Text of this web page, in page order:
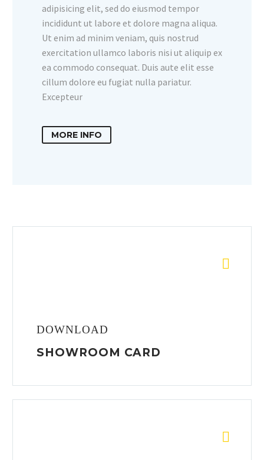
adipisicing elit, sed do eiusmod tempor
incididunt ut labore et dolore magna aliqua.
Ut enim ad minim veniam, quis nostrud
exercitation ullamco laboris nisi ut aliquip ex
ea commodo consequat. Duis aute elit esse
cillum dolore eu fugiat nulla pariatur.
Excepteur
MORE INFO


DOWNLOAD
SHOWROOM CARD

